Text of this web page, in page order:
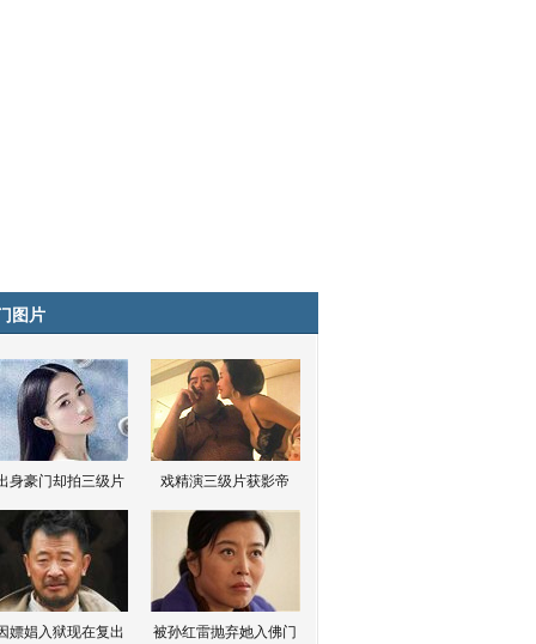
图片
身豪门却拍三级片 戏精演三级片获影帝
嫖娼入狱现在复出 被孙红雷抛弃她入佛门